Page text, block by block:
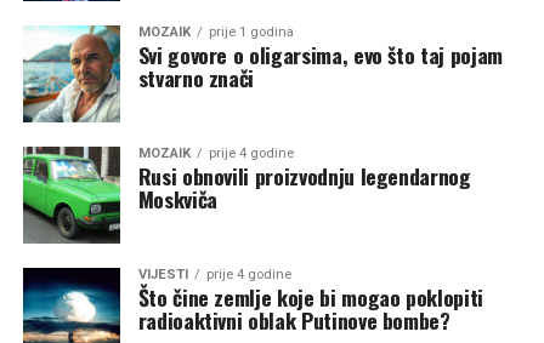
MOZAIK prije 1 godina
Svi govore o oligarsima, evo što taj pojam
stvarno znači
MOZAIK prije 4 godine
Rusi obnovili proizvodnju legendarnog
Moskviča
VIJESTI prije 4 godine
Što čine zemlje koje bi mogao poklopiti
radioaktivni oblak Putinove bombe?